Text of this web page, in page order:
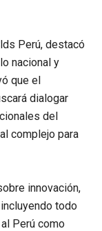
Perú, destacó
nacional y
que el
dialogar
del
complejo para
innovación,
todo
Perú como